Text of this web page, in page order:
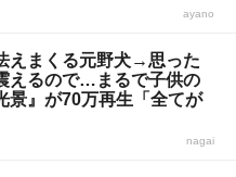
ayano
えまくる元野犬→思った
えるので…まるで子供の
景』が70万再生「全てが
nagai